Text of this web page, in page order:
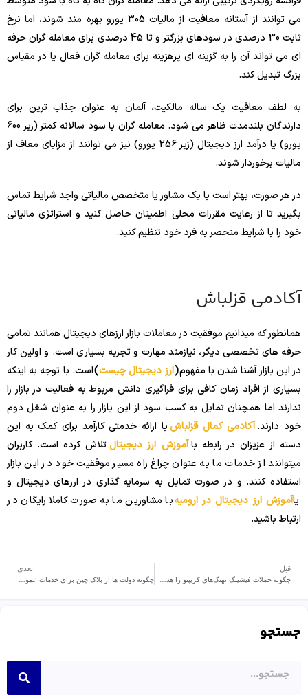
​​می توانند از آستانه معافیت از مالیات 305 یورو بهره مند شوند، اما نرخ
ثابت 30 درصدی در سودهای بزرگتر و تا 45 درصدی برای معامله گران حرفه
ای می تواند آن را به گزینه ای پرهزینه برای معامله گران فعال یا در مقیاس
بزرگ تبدیل کند.
به لطف معافیت یک ساله مالکیت، آلمان به عنوان جذاب ترین برای
دارندگان بلندمدت ظاهر می شود. معامله گران با سود سالانه کمتر (زیر 600
یورو) یا درآمد ارز دیجیتال (زیر 256 یورو) نیز می توانند از مزایای معاف از
مالیات برخوردار شوند.
در هر صورت، بهتر است با یک مشاور یا متخصص مالیاتی واجد شرایط تماس
بگیرید تا از رعایت مقررات محلی اطمینان حاصل کنید و استراتژی مالیاتی
خود را با شرایط منحصر به فرد خود تنظیم کنید.
آکادمی قزلباش
همانطور که میدانیم موفقیت در معاملات بازار ارزهای دیجیتال همانند تمامی
حرفه های تخصصی دیگر، نیازمند مهارت و تجربه بسیاری است. و اولین کار
در این بازار آشنا شدن با مفهوم(ارز دیجیتال چیست)است. با توجه به اینکه
بسیاری از افراد زمان کافی برای فراگیری دانش مربوط به فعالیت در بازار را
ندارند اما همچنان تمایل به کسب سود از این بازار را به عنوان شغل دوم
خود دارند.آکادمی کمال قزلباشبا ارائه خدمتی کارآمد برای کمک به این
دسته از عزیزان در رابطه باآموزش ارز دیجیتالتلاش کرده است. کاربران
میتوانند از خدمات ما به عنوان چراغ راه مسیر موفقیت خود در این بازار
استفاده کنند. و در صورت تمایل به سرمایه گذاری در ارزهای دیجیتال و
یاآموزش ارز دیجیتال در ارومیهبا مشاورین ما به صورت کاملا رایگان در
ارتباط باشید.
قبل بعدی
جستجو